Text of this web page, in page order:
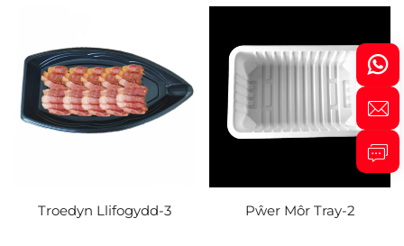
Troedyn Llifogydd-3 Pŵer Môr Tray-2